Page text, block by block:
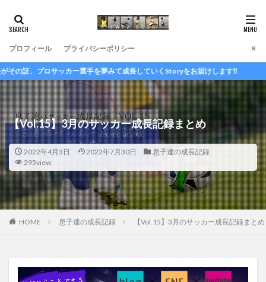
プロフィール プライバシーポリシー
手を夢みて成長していくStoryをお届けします‼
【Vol.15】3月のサッカー成長記録まとめ
2022年4月3日 2022年7月30日
息子達の成長記録
295view
HOME 息子達の成長記録 【Vol.15】3月のサッカー成長記録まとめ